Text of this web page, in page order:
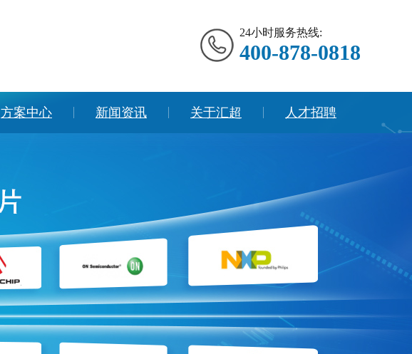
24小时服务热线:
400-878-0818
方案中心 新闻资讯 关于汇超 人才招聘